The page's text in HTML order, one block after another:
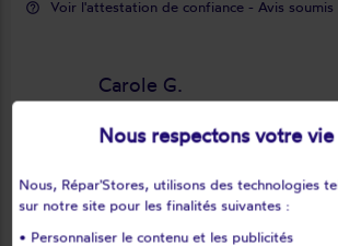
help_outline Voir l'attestation de confiance - Avis
Carole G.
Excellent travail réalisé avec
les 2 intervenants. Ils ont dû
entièrement le double store et le
Nous respectons votre
Nous, Répar'Stores, utilisons des technologies
sur notre site pour les finalités suivantes :
• Personnaliser le contenu et les publicités